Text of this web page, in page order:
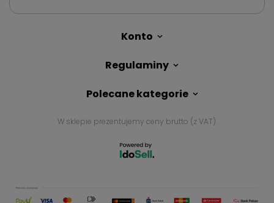
Konto
Regulaminy
Polecane kategorie
W sklepie prezentujemy ceny brutto (z VAT).